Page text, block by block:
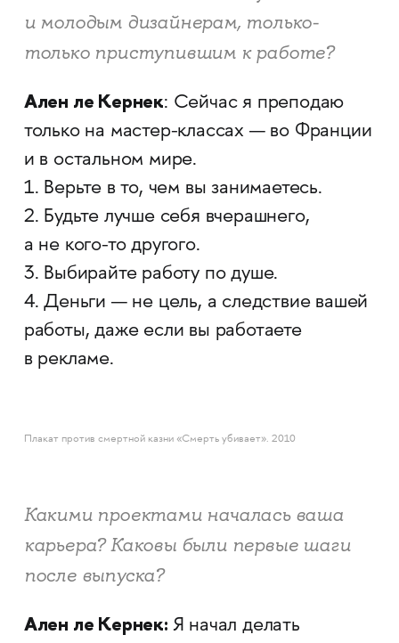
и молодым дизайнерам, только-
только приступившим к работе?
Ален ле Кернек: Сейчас я преподаю
только на мастер-классах — во Франции
и в остальном мире.
1. Верьте в то, чем вы занимаетесь.
2. Будьте лучше себя вчерашнего,
а не кого-то другого.
3. Выбирайте работу по душе.
4. Деньги — не цель, а следствие вашей
работы, даже если вы работаете
в рекламе.
Плакат против смертной казни «Смерть убивает». 2010
Какими проектами началась ваша
карьера? Каковы были первые шаги
после выпуска?
Ален ле Кернек: Я начал делать